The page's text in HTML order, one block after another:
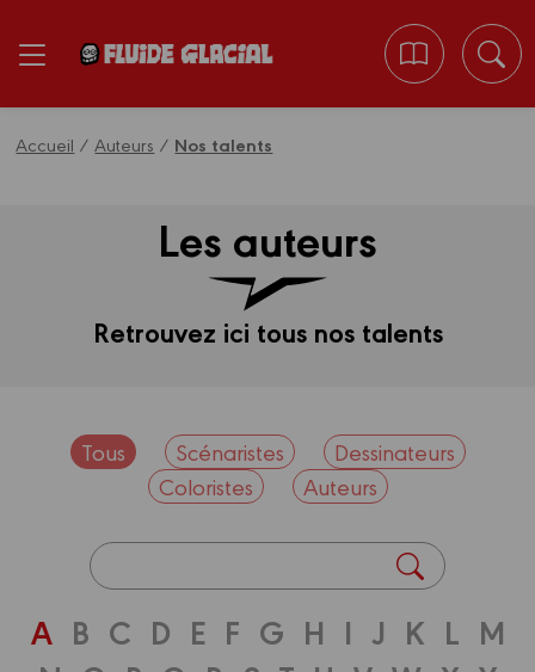
Accueil / Auteurs / Nos talents
Les auteurs
Retrouvez ici tous nos talents
Tous Scénaristes
Dessinateurs
Coloristes
Auteurs
A B C D E F G H I J K L M